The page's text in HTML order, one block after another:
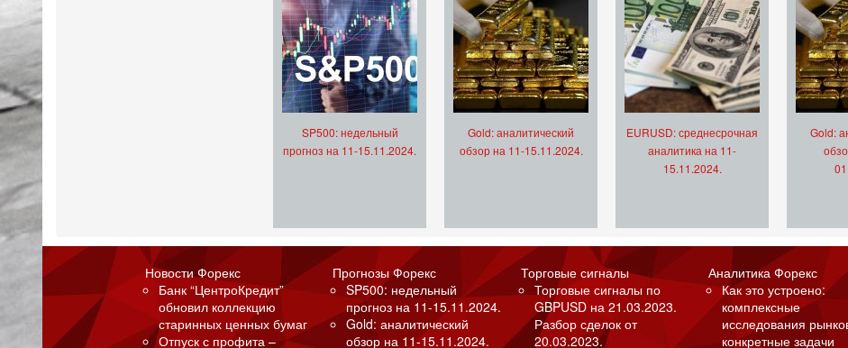
SP500: недельный
прогноз на 11-15.11.2024.
Gold: аналитический
обзор на 11-15.11.2024.
EURUSD: среднесрочная
аналитика на 11-
15.11.2024.
Gold:
Новости Форекс
Банк “ЦентроКредит”
обновил коллекцию
старинных ценных бумаг
Отпуск с профита –
Прогнозы Форекс
SP500: недельный
прогноз на 11-15.11.2024.
Gold: аналитический
обзор на 11-15.11.2024.
Торговые сигналы
Торговые сигналы по
GBPUSD на 21.03.2023.
Разбор сделок от
20.03.2023.
Аналитика Форекс
Как это устроено:
комплексные
исследования
конкретные задачи